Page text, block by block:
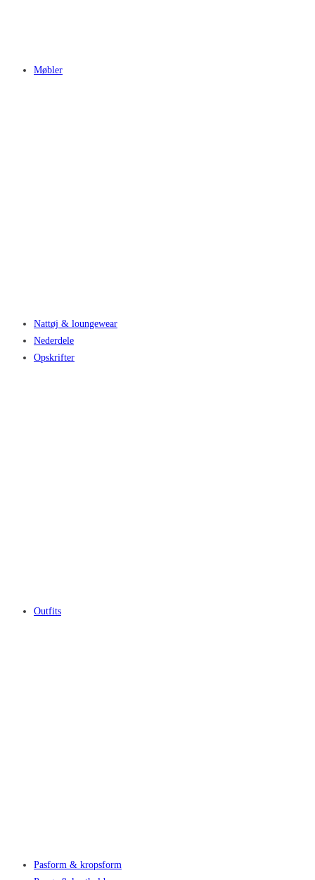
Møbler
Nattøj & loungewear
Nederdele
Opskrifter
Outfits
Pasform & kropsform